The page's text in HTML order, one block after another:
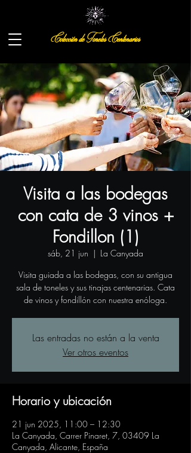
Colección de Toneles Centenarios
Visita a las bodegas
con cata de 3 vinos +
Fondillon (1)
sáb, 21 jun
  |
La Canyada
Visita guiada a las bodegas, con su antigua
sala de toneles y sus tinajas centenarias. Cata
de vinos y fondillón con nuestra enóloga.
Las entradas no están a la venta
Ver otros eventos
Horario y ubicación
21 jun 2025, 11:00 – 12:30
La Canyada, Carrer Pinaret, 7, 03409 La
Canyada, Alicante, España